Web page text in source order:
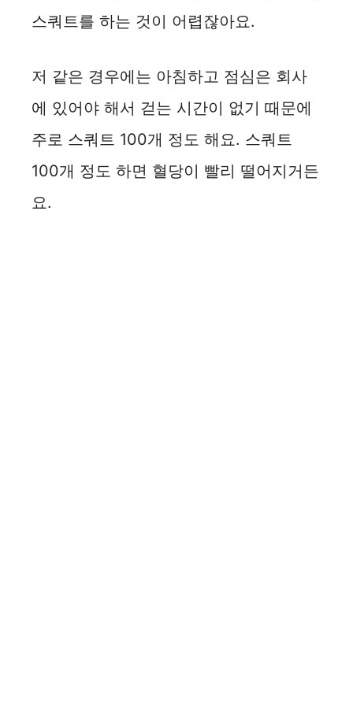
스쿼트를 하는 것이 어렵잖아요.
저 같은 경우에는 아침하고 점심은 회사
에 있어야 해서 걷는 시간이 없기 때문에
주로 스쿼트 100개 정도 해요. 스쿼트
100개 정도 하면 혈당이 빨리 떨어지거든
요.